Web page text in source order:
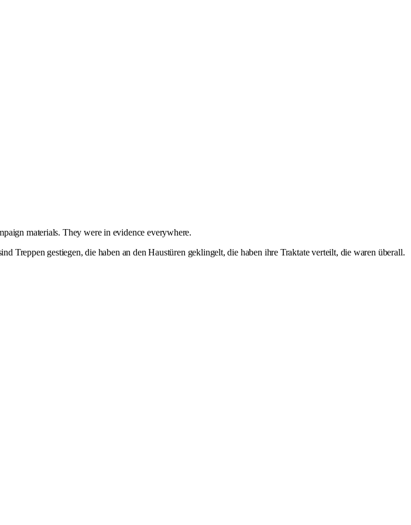
materials. They were in evidence everywhere.
Treppen gestiegen, die haben an den Haustüren geklingelt, die haben ihre Traktate verteilt, die waren überall.